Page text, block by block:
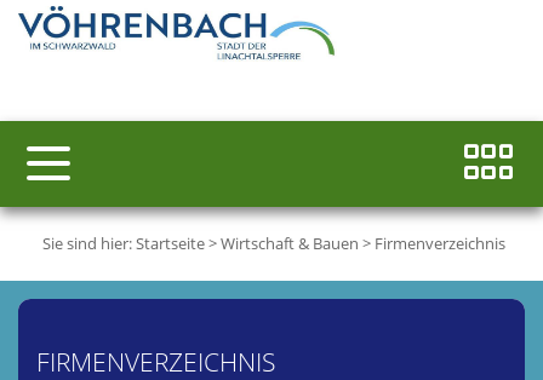
Sie sind hier:Startseite>Wirtschaft & Bauen > Firmenverzeichnis
FIRMENVERZEICHNIS